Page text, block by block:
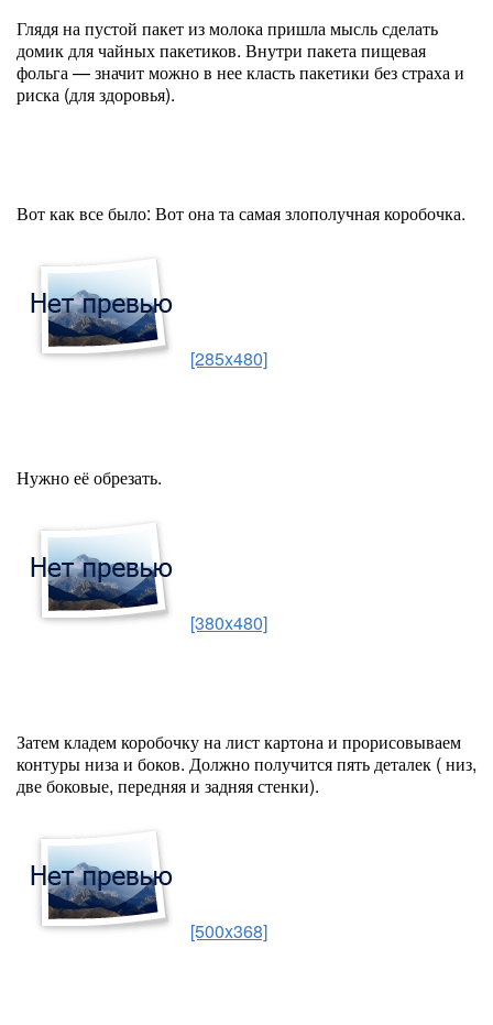
Глядя на пустой пакет из молока пришла мысль сделать
домик для чайных пакетиков. Внутри пакета пищевая
фольга — значит можно в нее класть пакетики без страха и
риска (для здоровья).
Вот как все было: Вот она та самая злополучная коробочка.
[285x480]
Нужно её обрезать.
[380x480]
Затем кладем коробочку на лист картона и прорисовываем
контуры низа и боков. Должно получится пять деталек ( низ,
две боковые, передняя и задняя стенки).
[500x368]